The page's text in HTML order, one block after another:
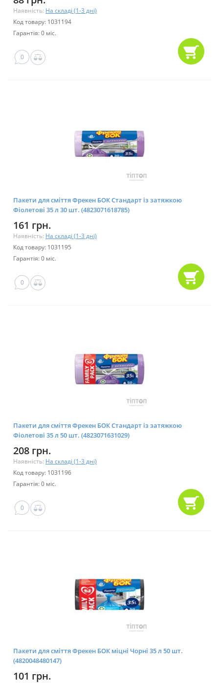
Наявність: На складі (1-3 дні)
Код товару: 1031194
Гарантія: 0 міс.
0
Пакети для сміття Фрекен БОК Стандарт із затяжкою
Фіолетові 35 л 30 шт. (4823071618785)
161 грн.
Наявність: На складі (1-3 дні)
Код товару: 1031195
Гарантія: 0 міс.
0
Пакети для сміття Фрекен БОК Стандарт із затяжкою
Фіолетові 35 л 50 шт. (4823071631029)
208 грн.
Наявність: На складі (1-3 дні)
Код товару: 1031196
Гарантія: 0 міс.
0
Пакети для сміття Фрекен БОК міцні Чорні 35 л 50 шт.
(4820048480147)
101 грн.